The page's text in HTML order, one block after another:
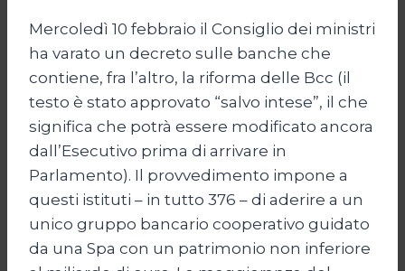
Mercoledì 10 febbraio il Consiglio dei ministri
ha varato un decreto sulle banche che
contiene, fra l’altro, la riforma delle Bcc (il
testo è stato approvato “salvo intese”, il che
significa che potrà essere modificato ancora
dall’Esecutivo prima di arrivare in
Parlamento). Il provvedimento impone a
questi istituti – in tutto 376 – di aderire a un
unico gruppo bancario cooperativo guidato
da una Spa con un patrimonio non inferiore